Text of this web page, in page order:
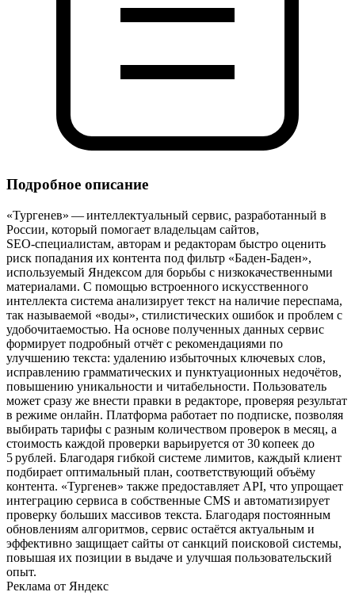
Подробное описание
«Тургенев» — интеллектуальный сервис, разработанный в
России, который помогает владельцам сайтов,
SEO‑специалистам, авторам и редакторам быстро оценить
риск попадания их контента под фильтр «Баден‑Баден»,
используемый Яндексом для борьбы с низкокачественными
материалами. С помощью встроенного искусственного
интеллекта система анализирует текст на наличие переспама,
так называемой «воды», стилистических ошибок и проблем с
удобочитаемостью. На основе полученных данных сервис
формирует подробный отчёт с рекомендациями по
улучшению текста: удалению избыточных ключевых слов,
исправлению грамматических и пунктуационных недочётов,
повышению уникальности и читабельности. Пользователь
может сразу же внести правки в редакторе, проверяя результат
в режиме онлайн. Платформа работает по подписке, позволяя
выбирать тарифы с разным количеством проверок в месяц, а
стоимость каждой проверки варьируется от 30 копеек до
5 рублей. Благодаря гибкой системе лимитов, каждый клиент
подбирает оптимальный план, соответствующий объёму
контента. «Тургенев» также предоставляет API, что упрощает
интеграцию сервиса в собственные CMS и автоматизирует
проверку больших массивов текста. Благодаря постоянным
обновлениям алгоритмов, сервис остаётся актуальным и
эффективно защищает сайты от санкций поисковой системы,
повышая их позиции в выдаче и улучшая пользовательский
опыт.
Реклама от Яндекс